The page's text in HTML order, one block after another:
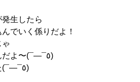
生したら
でいく係りだよ！
やりきれないんだよ〜(¯―¯٥)
と最近気付いた(¯―¯٥)